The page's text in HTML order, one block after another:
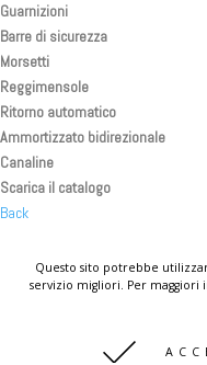
Questo sito potrebbe
servizio migliori. Per maggiori
Guarnizioni
Barre di sicurezza
Morsetti
Reggimensole
Ritorno automatico
Ammortizzato bidirezionale
Canaline
Scarica il catalogo
Back
KOMPLAST IN THE WORLD